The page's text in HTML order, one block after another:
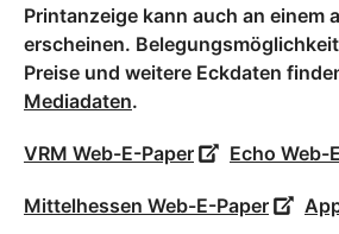
Printanzeige kann auch an einem
erscheinen.
Preise und weitere Eckdaten
Mediadaten.
VRM Web-E-Paper Echo Web-
Mittelhessen Web-E-Paper